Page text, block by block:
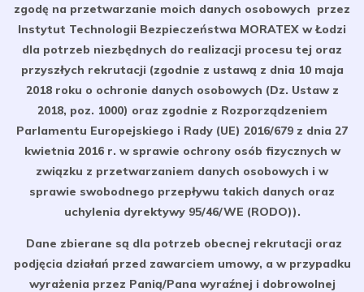
zgodę na przetwarzanie moich danych osobowych przez
Instytut Technologii Bezpieczeństwa MORATEX w Łodzi
dla potrzeb niezbędnych do realizacji procesu tej oraz
przyszłych rekrutacji (zgodnie z ustawą z dnia 10 maja
2018 roku o ochronie danych osobowych (Dz. Ustaw z
2018, poz. 1000) oraz zgodnie z Rozporządzeniem
Parlamentu Europejskiego i Rady (UE) 2016/679 z dnia 27
kwietnia 2016 r. w sprawie ochrony osób fizycznych w
związku z przetwarzaniem danych osobowych i w
sprawie swobodnego przepływu takich danych oraz
uchylenia dyrektywy 95/46/WE (RODO)).
Dane zbierane są dla potrzeb obecnej rekrutacji oraz
podjęcia działań przed zawarciem umowy, a w przypadku
wyrażenia przez Panią/Pana wyraźnej i dobrowolnej